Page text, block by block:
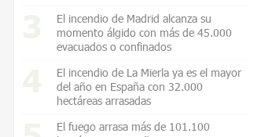
El incendio de Madrid alcanza su
momento álgido con más de 45.000
evacuados o confinados
El incendio de La Mierla ya es el mayor
del año en España con 32.000
hectáreas arrasadas
El fuego arrasa más de 101.100